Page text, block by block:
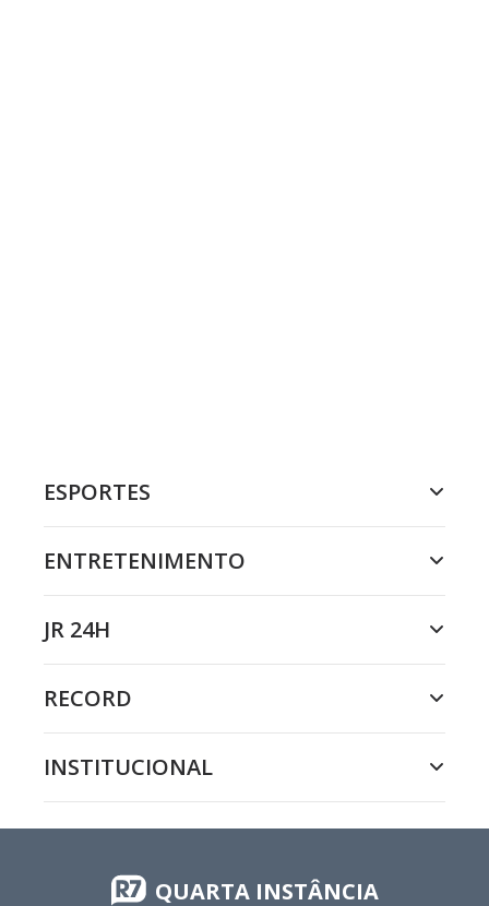
ESPORTES
ENTRETENIMENTO
JR 24H
RECORD
INSTITUCIONAL
QUARTA INSTÂNCIA